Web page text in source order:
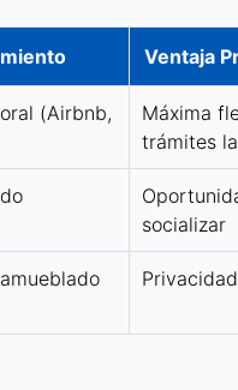
Ventaja
(Airbnb,
Máxima
trámites
socializar